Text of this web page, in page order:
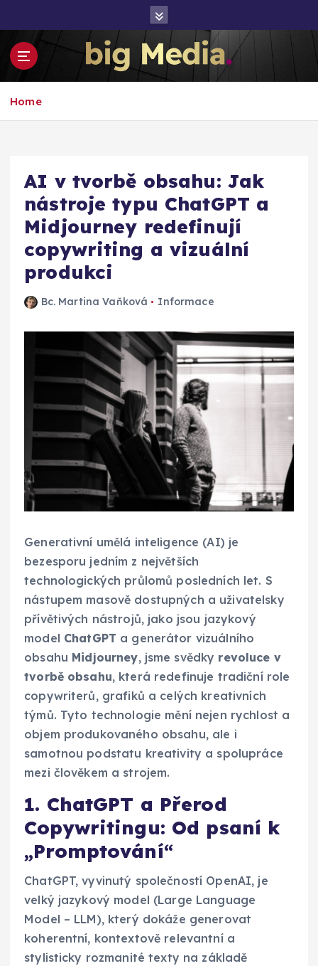
o
Inspirace pro mediální růst a podnikání
Home
AI v tvorbě obsahu: Jak
nástroje typu ChatGPT a
Midjourney redefinují
copywriting a vizuální
produkci
Bc. Martina Vaňková Informace
Generativní umělá inteligence (AI) je
bezesporu jedním z největších
technologických průlomů posledních let. S
nástupem masově dostupných a uživatelsky
přívětivých nástrojů, jako jsou jazykový
model ChatGPT a generátor vizuálního
obsahu Midjourney, jsme svědky revoluce v
tvorbě obsahu, která redefinuje tradiční role
copywriterů, grafiků a celých kreativních
týmů. Tyto technologie mění nejen rychlost a
objem produkovaného obsahu, ale i
samotnou podstatu kreativity a spolupráce
mezi člověkem a strojem.
1. ChatGPT a Přerod
Copywritingu: Od psaní k
„Promptování“
ChatGPT, vyvinutý společností OpenAI, je
velký jazykový model (Large Language
Model – LLM), který dokáže generovat
koherentní, kontextově relevantní a
stylisticky rozmanité texty na základě